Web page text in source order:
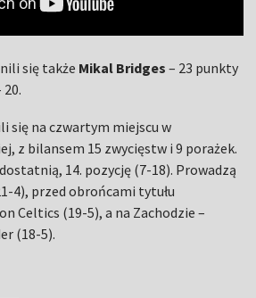
się także Mikal Bridges – 23 punkty
20.
się na czwartym miejscu w
z bilansem 15 zwycięstw i 9 porażek.
14. pozycję (7-18). Prowadzą
4), przed obrońcami tytułu
Celtics (19-5), a na Zachodzie –
(18-5).